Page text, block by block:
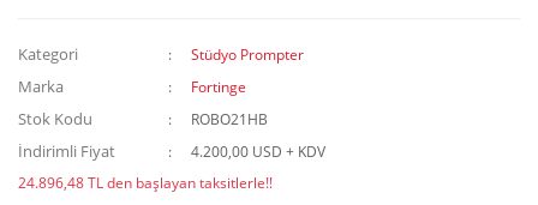
Kategori Stüdyo Prompter
Marka Fortinge
Stok Kodu ROBO21HB
İndirimli Fiyat
4.200,00 USD + KDV
24.896,48 TL den başlayan taksitlerle!!